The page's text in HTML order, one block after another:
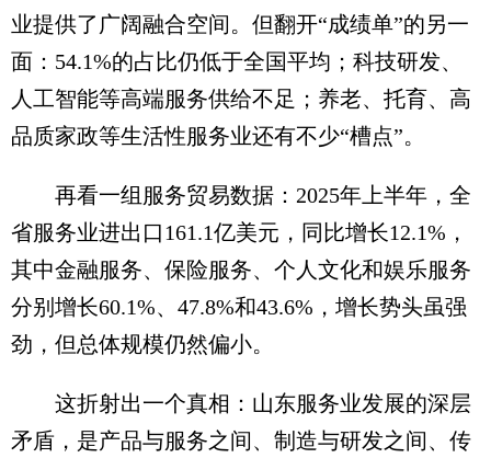
业提供了广阔融合空间。但翻开“成绩单”的另一
面：54.1%的占比仍低于全国平均；科技研发、
人工智能等高端服务供给不足；养老、托育、高
品质家政等生活性服务业还有不少“槽点”。
再看一组服务贸易数据：2025年上半年，全
省服务业进出口161.1亿美元，同比增长12.1%，
其中金融服务、保险服务、个人文化和娱乐服务
分别增长60.1%、47.8%和43.6%，增长势头虽强
劲，但总体规模仍然偏小。
这折射出一个真相：山东服务业发展的深层
矛盾，是产品与服务之间、制造与研发之间、传